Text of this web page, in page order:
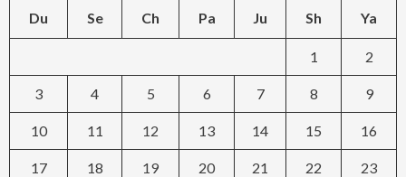
Du Se Ch Pa Ju Sh Ya
1 2
3 4 5 6 7 8 9
10 11 12 13 14 15 16
17 18 19 20 21 22 23